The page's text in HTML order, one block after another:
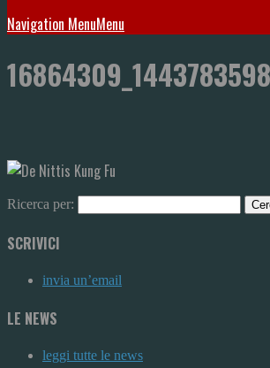
Navigation MenuMenu
Ricerca per:
SCRIVICI
invia un’email
LE NEWS
leggi tutte le news